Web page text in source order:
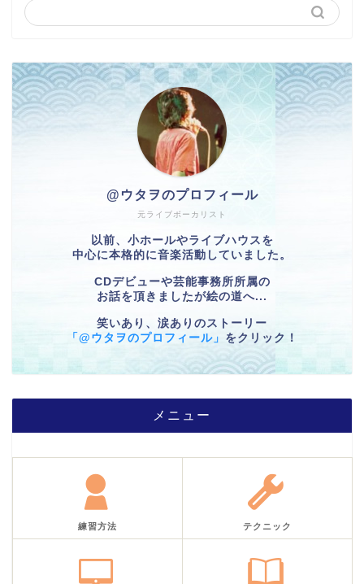
元ライブボーカリスト
@ウタヲのプロフィール
以前、小ホールやライブハウスを
中心に本格的に音楽活動していました。
CDデビューや芸能事務所所属の
お話を頂きましたが絵の道へ...
笑いあり、涙ありのストーリー
「@ウタヲのプロフィール」 をクリック！
メニュー
練習方法 テクニック